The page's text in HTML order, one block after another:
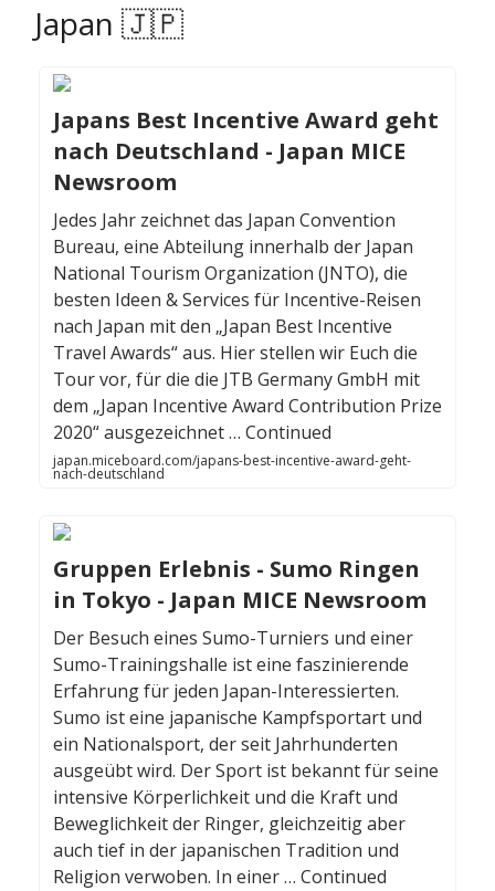
Japan 🇯🇵
Japans Best Incentive Award geht
nach Deutschland - Japan MICE
Newsroom
Jedes Jahr zeichnet das Japan Convention
Bureau, eine Abteilung innerhalb der Japan
National Tourism Organization (JNTO), die
besten Ideen & Services für Incentive-Reisen
nach Japan mit den „Japan Best Incentive
Travel Awards“ aus. Hier stellen wir Euch die
Tour vor, für die die JTB Germany GmbH mit
dem „Japan Incentive Award Contribution Prize
2020“ ausgezeichnet … Continued
japan.miceboard.com/japans-best-incentive-award-geht-
nach-deutschland
Gruppen Erlebnis - Sumo Ringen
in Tokyo - Japan MICE Newsroom
Der Besuch eines Sumo-Turniers und einer
Sumo-Trainingshalle ist eine faszinierende
Erfahrung für jeden Japan-Interessierten.
Sumo ist eine japanische Kampfsportart und
ein Nationalsport, der seit Jahrhunderten
ausgeübt wird. Der Sport ist bekannt für seine
intensive Körperlichkeit und die Kraft und
Beweglichkeit der Ringer, gleichzeitig aber
auch tief in der japanischen Tradition und
Religion verwoben. In einer … Continued